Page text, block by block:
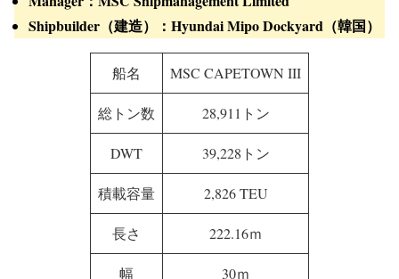
PRESS EUPHRATES」という船名変更を経て、2023年5月
に「MSC CAPETOWN III」に変更されています。
DNVに登録されているRegister of Shipの情報
Owner：Capheira Oceanway Limited
Manager：MSC Shipmanagement Limited
Shipbuilder（建造）：Hyundai Mipo Dockyard（韓国）
船名 MSC CAPETOWN III
総トン数 28,911トン
DWT 39,228トン